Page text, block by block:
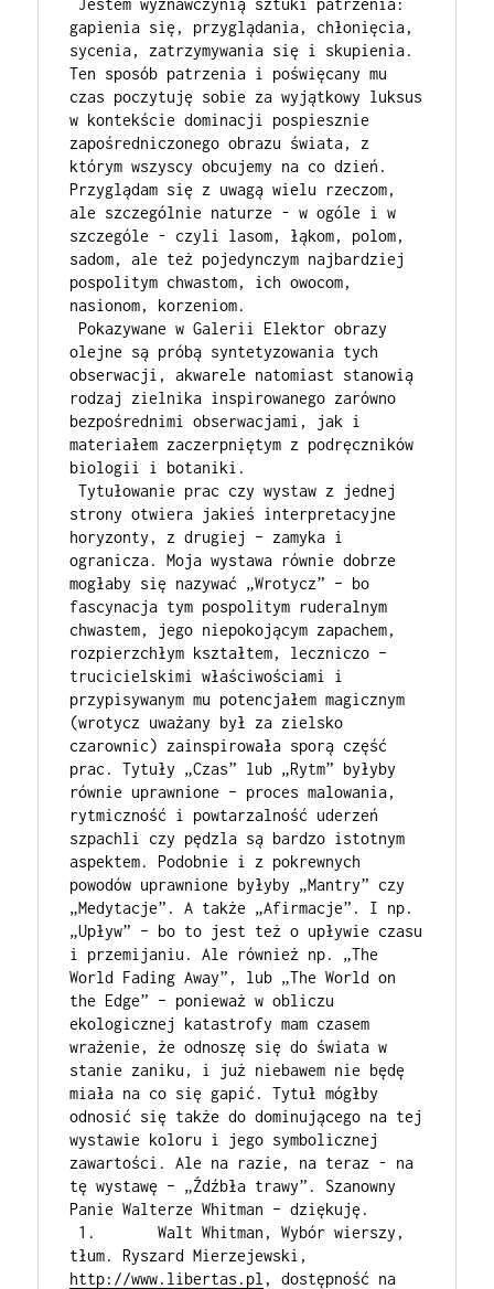
gapienia się, przyglądania, chłonięcia,
sycenia, zatrzymywania się i skupienia.
Ten sposób patrzenia i poświęcany mu
czas poczytuję sobie za wyjątkowy luksus
w kontekście dominacji pospiesznie
zapośredniczonego obrazu świata, z
którym wszyscy obcujemy na co dzień.
Przyglądam się z uwagą wielu rzeczom,
ale szczególnie naturze - w ogóle i w
szczególe - czyli lasom, łąkom, polom,
sadom, ale też pojedynczym najbardziej
pospolitym chwastom, ich owocom,
nasionom, korzeniom.
olejne są próbą syntetyzowania tych
obserwacji, akwarele natomiast stanowią
rodzaj zielnika inspirowanego zarówno
bezpośrednimi obserwacjami, jak i
materiałem zaczerpniętym z podręczników
biologii i botaniki.
Tytułowanie prac czy wystaw z jednej
strony otwiera jakieś interpretacyjne
horyzonty, z drugiej – zamyka i
ogranicza. Moja wystawa równie dobrze
mogłaby się nazywać „Wrotycz” – bo
fascynacja tym pospolitym ruderalnym
chwastem, jego niepokojącym zapachem,
rozpierzchłym kształtem, leczniczo –
trucicielskimi właściwościami i
przypisywanym mu potencjałem magicznym
(wrotycz uważany był za zielsko
czarownic) zainspirowała sporą część
prac. Tytuły „Czas” lub „Rytm” byłyby
równie uprawnione – proces malowania,
rytmiczność i powtarzalność uderzeń
szpachli czy pędzla są bardzo istotnym
aspektem. Podobnie i z pokrewnych
powodów uprawnione byłyby „Mantry” czy
„Medytacje”. A także „Afirmacje”. I np.
„Upływ” – bo to jest też o upływie czasu
i przemijaniu. Ale również np. „The
World Fading Away”, lub „The World on
the Edge” – ponieważ w obliczu
ekologicznej katastrofy mam czasem
wrażenie, że odnoszę się do świata w
stanie zaniku, i już niebawem nie będę
miała na co się gapić. Tytuł mógłby
odnosić się także do dominującego na tej
wystawie koloru i jego symbolicznej
zawartości. Ale na razie, na teraz - na
tę wystawę – „Źdźbła trawy”. Szanowny
Panie Walterze Whitman – dziękuję.
http://www.libertas.pl , dostępność na